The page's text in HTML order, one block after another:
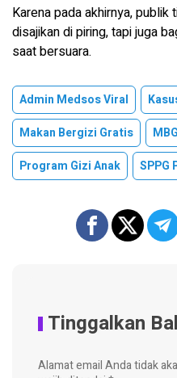
Karena pada akhirnya, publik
disajikan di piring, tapi juga
saat bersuara.
Admin Medsos Viral
Makan Bergizi Gratis
Program Gizi Anak
SPPG
Tinggalkan
Alamat email Anda tidak